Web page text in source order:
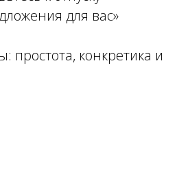
для вас»
простота, конкретика и